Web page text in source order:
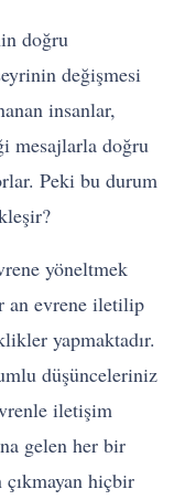
doğru
değişmesi
insanlar,
mesajlarla doğru
Peki bu durum
yöneltmek
an evrene iletilip
yapmaktadır.
düşünceleriniz
iletişim
gelen her bir
hiçbir